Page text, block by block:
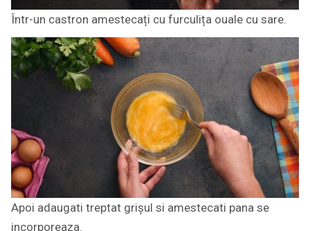
Într-un castron amestecați cu furculița ouale cu sare.
Apoi adaugati treptat grișul si amestecati pana se
incorporeaza.